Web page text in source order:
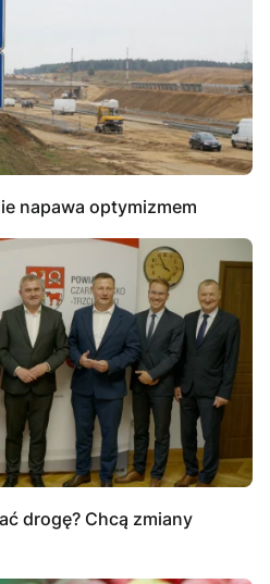
napawa optymizmem
drogę? Chcą zmiany